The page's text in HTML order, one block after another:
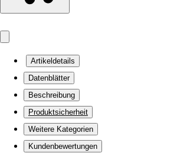
Artikeldetails
Datenblätter
Beschreibung
Produktsicherheit
Weitere Kategorien
Kundenbewertungen